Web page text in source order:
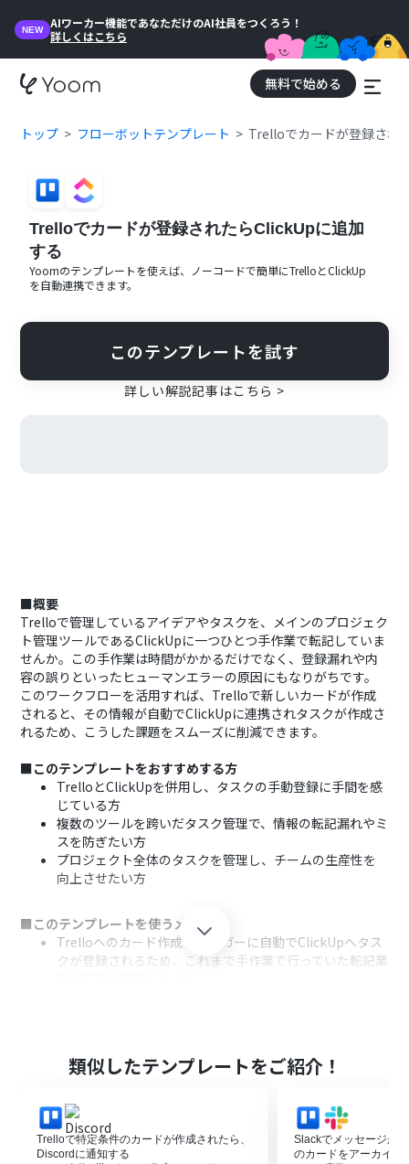
NEW
AIワーカー機能であなただけのAI社員をつくろう！
詳しくはこちら
無料で始める
トップ フローボットテンプレート Trelloでカードが登録され
Trelloでカードが登録されたらClickUpに追加
する
Yoomのテンプレートを使えば、ノーコードで簡単にTrelloとClickUp
を自動連携できます。
このテンプレートを試す
詳しい解説記事はこちら >
■概要
Trelloで管理しているアイデアやタスクを、メインのプロジェク
ト管理ツールであるClickUpに一つひとつ手作業で転記していま
せんか。この手作業は時間がかかるだけでなく、登録漏れや内
容の誤りといったヒューマンエラーの原因にもなりがちです。
このワークフローを活用すれば、Trelloで新しいカードが作成
されると、その情報が自動でClickUpに連携されタスクが作成さ
れるため、こうした課題をスムーズに削減できます。
■このテンプレートをおすすめする方
TrelloとClickUpを併用し、タスクの手動登録に手間を感
じている方
複数のツールを跨いだタスク管理で、情報の転記漏れやミ
スを防ぎたい方
プロジェクト全体のタスクを管理し、チームの生産性を
向上させたい方
■このテンプレートを使うメリット
Trelloへのカード作成をトリガーに自動でClickUpへタス
クが登録されるため、これまで手作業で行っていた転記業
■フローボットの流れ
はじめに、TrelloとClickUpをYoomと連携します。
されたら（Webhook）」を設定します。
最後に、オペレーションでClickUpを選択し、「タスクを
作成」を設定します。この設定により、Trelloのカード情
類似したテンプレートをご紹介！
Trelloで特定条件のカードが作成されたら、
Discordに通知する
Slackでメッセージが
のカードをアーカイブ